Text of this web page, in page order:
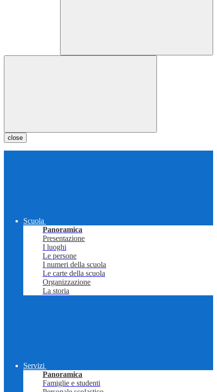
close
Scuola
Panoramica
Presentazione
I luoghi
Le persone
I numeri della scuola
Le carte della scuola
Organizzazione
La storia
Servizi
Panoramica
Famiglie e studenti